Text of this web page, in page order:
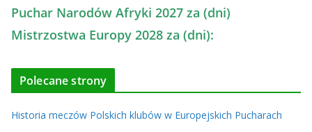
Puchar Narodów Afryki 2027 za (dni)
Mistrzostwa Europy 2028 za (dni):
Polecane strony
Historia meczów Polskich klubów w Europejskich Pucharach